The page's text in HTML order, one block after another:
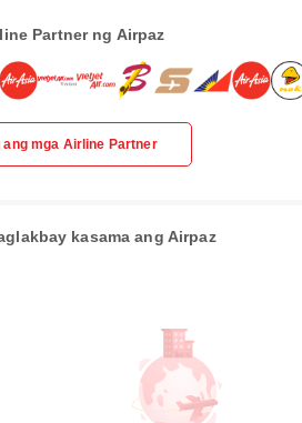
Partner ng Airpaz
ang mga Airline Partner
kasama ang Airpaz